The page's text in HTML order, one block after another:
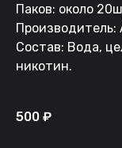
Паков: около
Производитель:
Состав: Вода,
никотин.
500 ₽